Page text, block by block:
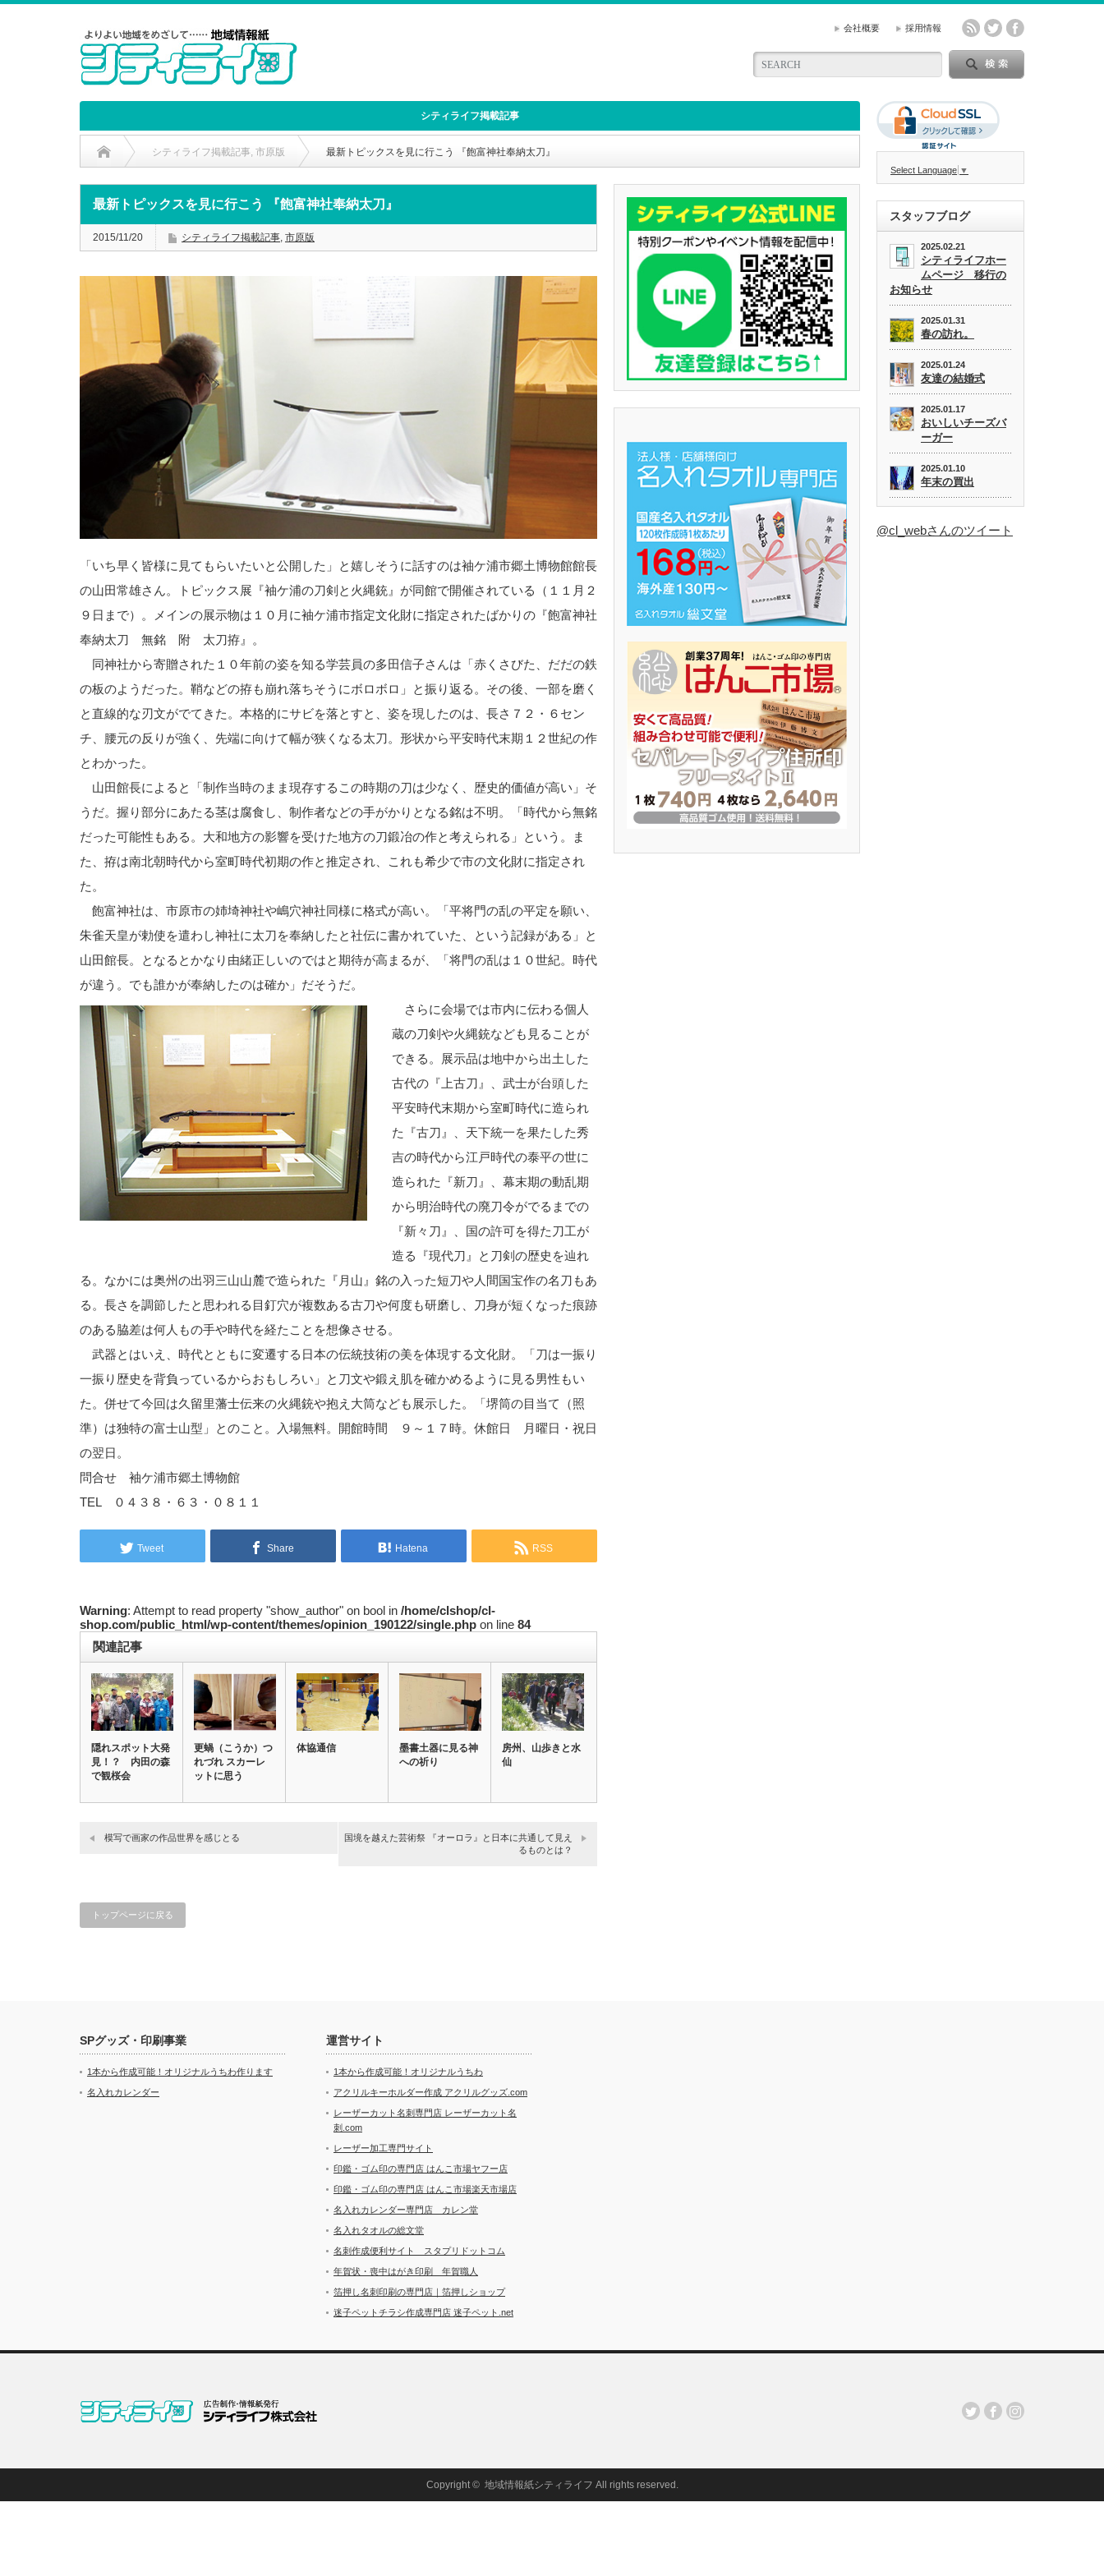
会社概要 採用情報
シティライフ掲載記事
シティライフ掲載記事, 市原版 最新トピックスを見に行こう 『飽富神社奉納太刀』
最新トピックスを見に行こう 『飽富神社奉納太刀』
2015/11/20 シティライフ掲載記事, 市原版
「いち早く皆様に見てもらいたいと公開した」と嬉しそうに話すのは袖ケ浦市郷土博物館館長
の山田常雄さん。トピックス展『袖ケ浦の刀剣と火縄銃』が同館で開催されている（１１月２
９日まで）。メインの展示物は１０月に袖ケ浦市指定文化財に指定されたばかりの『飽富神社
奉納太刀 無銘 附 太刀拵』。
同神社から寄贈された１０年前の姿を知る学芸員の多田信子さんは「赤くさびた、だだの鉄
の板のようだった。鞘などの拵も崩れ落ちそうにボロボロ」と振り返る。その後、一部を磨く
と直線的な刃文がでてきた。本格的にサビを落とすと、姿を現したのは、長さ７２・６セン
チ、腰元の反りが強く、先端に向けて幅が狭くなる太刀。形状から平安時代末期１２世紀の作
とわかった。
山田館長によると「制作当時のまま現存するこの時期の刀は少なく、歴史的価値が高い」そ
うだ。握り部分にあたる茎は腐食し、制作者などの手がかりとなる銘は不明。「時代から無銘
だった可能性もある。大和地方の影響を受けた地方の刀鍛冶の作と考えられる」という。ま
た、拵は南北朝時代から室町時代初期の作と推定され、これも希少で市の文化財に指定され
た。
飽富神社は、市原市の姉埼神社や嶋穴神社同様に格式が高い。「平将門の乱の平定を願い、
朱雀天皇が勅使を遣わし神社に太刀を奉納したと社伝に書かれていた、という記録がある」と
山田館長。となるとかなり由緒正しいのではと期待が高まるが、「将門の乱は１０世紀。時代
が違う。でも誰かが奉納したのは確か」だそうだ。
さらに会場では市内に伝わる個人
蔵の刀剣や火縄銃なども見ることが
できる。展示品は地中から出土した
古代の『上古刀』、武士が台頭した
平安時代末期から室町時代に造られ
た『古刀』、天下統一を果たした秀
吉の時代から江戸時代の泰平の世に
造られた『新刀』、幕末期の動乱期
から明治時代の廃刀令がでるまでの
『新々刀』、国の許可を得た刀工が
造る『現代刀』と刀剣の歴史を辿れ
る。なかには奥州の出羽三山山麓で造られた『月山』銘の入った短刀や人間国宝作の名刀もあ
る。長さを調節したと思われる目釘穴が複数ある古刀や何度も研磨し、刀身が短くなった痕跡
のある脇差は何人もの手や時代を経たことを想像させる。
武器とはいえ、時代とともに変遷する日本の伝統技術の美を体現する文化財。「刀は一振り
一振り歴史を背負っているからおもしろい」と刀文や鍛え肌を確かめるように見る男性もい
た。併せて今回は久留里藩士伝来の火縄銃や抱え大筒なども展示した。「堺筒の目当て（照
準）は独特の富士山型」とのこと。入場無料。開館時間 ９～１７時。休館日 月曜日・祝日
の翌日。
問合せ 袖ケ浦市郷土博物館
TEL ０４３８・６３・０８１１
Tweet Share Hatena RSS
Warning: Attempt to read property "show_author" on bool in /home/clshop/cl-
shop.com/public_html/wp-content/themes/opinion_190122/single.php on line 84
関連記事
隠れスポット大発
見！？ 内田の森
で観桜会
更蝸（こうか）つ
れづれ スカーレ
ットに思う
体協通信
墨書土器に見る神
への祈り
房州、山歩きと水
仙
模写で画家の作品世界を感じとる
国境を越えた芸術祭 『オーロラ』と日本に共通して見え
るものとは？
トップページに戻る
Select Language ▼
スタッフブログ
2025.02.21
シティライフホー
ムページ 移行の
お知らせ
2025.01.31
春の訪れ。
2025.01.24
友達の結婚式
2025.01.17
おいしいチーズバ
ーガー
2025.01.10
年末の買出
@cl_webさんのツイート
SPグッズ・印刷事業
1本から作成可能！オリジナルうちわ作ります
名入れカレンダー
運営サイト
1本から作成可能！オリジナルうちわ
アクリルキーホルダー作成 アクリルグッズ.com
レーザーカット名刺専門店 レーザーカット名
刺.com
レーザー加工専門サイト
印鑑・ゴム印の専門店 はんこ市場ヤフー店
印鑑・ゴム印の専門店 はんこ市場楽天市場店
名入れカレンダー専門店 カレン堂
名入れタオルの総文堂
名刺作成便利サイト スタプリドットコム
年賀状・喪中はがき印刷 年賀職人
箔押し名刺印刷の専門店｜箔押しショップ
迷子ペットチラシ作成専門店 迷子ペット.net
Copyright © 地域情報紙シティライフ All rights reserved.